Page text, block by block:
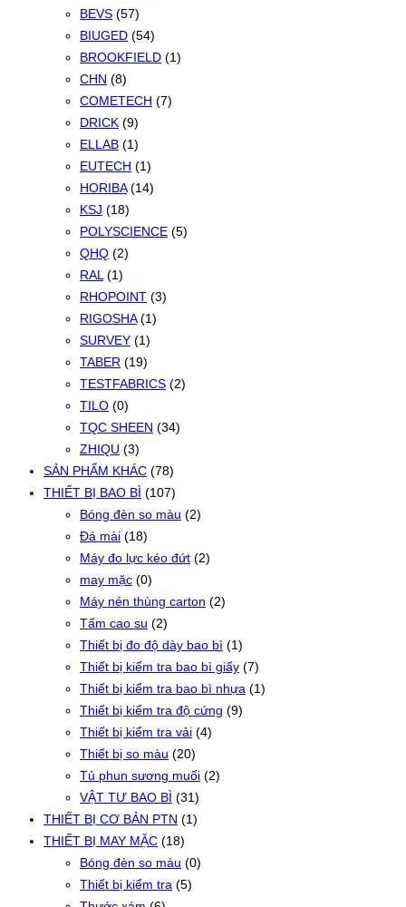
BEVS (57)
BIUGED (54)
BROOKFIELD (1)
CHN (8)
COMETECH (7)
DRICK (9)
ELLAB (1)
EUTECH (1)
HORIBA (14)
KSJ (18)
POLYSCIENCE (5)
QHQ (2)
RAL (1)
RHOPOINT (3)
RIGOSHA (1)
SURVEY (1)
TABER (19)
TESTFABRICS (2)
TILO (0)
TQC SHEEN (34)
ZHIQU (3)
SẢN PHẨM KHÁC (78)
THIẾT BỊ BAO BÌ (107)
Bóng đèn so màu (2)
Đá mài (18)
Máy đo lực kéo đứt (2)
may mặc (0)
Máy nén thùng carton (2)
Tấm cao su (2)
Thiết bị đo độ dày bao bì (1)
Thiết bị kiểm tra bao bì giấy (7)
Thiết bị kiểm tra bao bì nhựa (1)
Thiết bị kiểm tra độ cứng (9)
Thiết bị kiểm tra vải (4)
Thiết bị so màu (20)
Tủ phun sương muối (2)
VẬT TƯ BAO BÌ (31)
THIẾT BỊ CƠ BẢN PTN (1)
THIẾT BỊ MAY MẶC (18)
Bóng đèn so màu (0)
Thiết bị kiểm tra (5)